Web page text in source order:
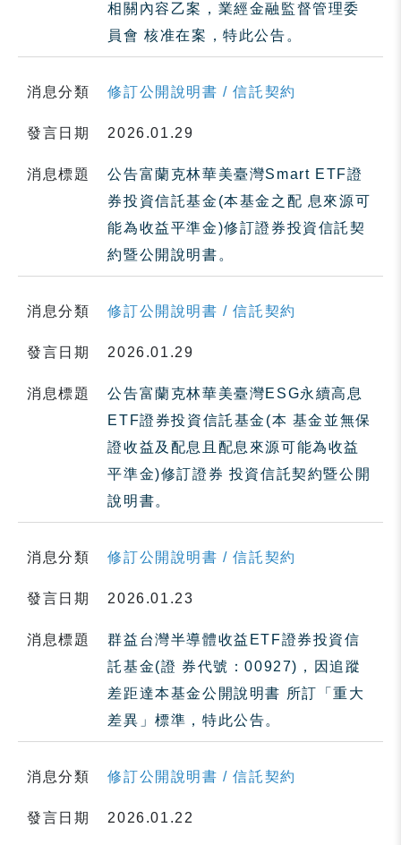
相關內容乙案，業經金融監督管理委
員會 核准在案，特此公告。
消息分類 修訂公開說明書 / 信託契約
發言日期 2026.01.29
消息標題
公告富蘭克林華美臺灣Smart ETF證
券投資信託基金(本基金之配 息來源可
能為收益平準金)修訂證券投資信託契
約暨公開說明書。
消息分類 修訂公開說明書 / 信託契約
發言日期 2026.01.29
消息標題
公告富蘭克林華美臺灣ESG永續高息
ETF證券投資信託基金(本 基金並無保
證收益及配息且配息來源可能為收益
平準金)修訂證券 投資信託契約暨公開
說明書。
消息分類 修訂公開說明書 / 信託契約
發言日期 2026.01.23
消息標題
群益台灣半導體收益ETF證券投資信
託基金(證 券代號：00927)，因追蹤
差距達本基金公開說明書 所訂「重大
差異」標準，特此公告。
消息分類 修訂公開說明書 / 信託契約
發言日期 2026.01.22